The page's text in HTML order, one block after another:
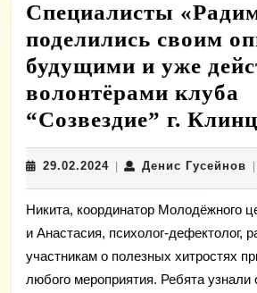
Специалисты
поделились своим
будущими и уже
волонтёрами клуба
“Созвездие” г.
29.02.202429.02.2024
| Денис Гусейнов |
Никита, координатор Молодёжного
и Анастасия, психолог-дефектолог,
участникам о полезных хитростях
любого мероприятия. Ребята узнали